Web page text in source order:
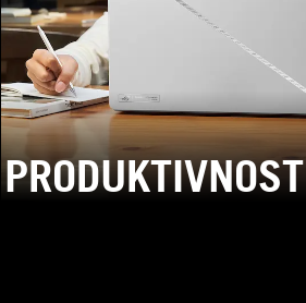
PRODUKTIVNOST